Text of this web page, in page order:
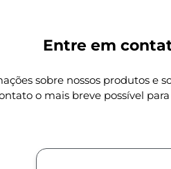
Entre em
sobre nossos produtos e
o mais breve possível